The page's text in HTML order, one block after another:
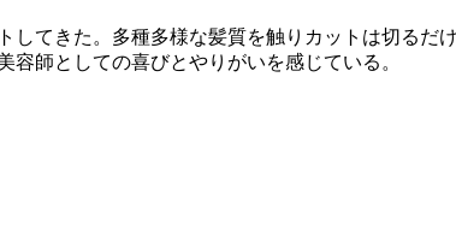
してきた。多種多様な髪質を触りカットは切る
師としての喜びとやりがいを感じている。